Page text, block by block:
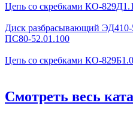
Цепь со скребками КО-
Диск разбрасывающий
ПС80-52.01.100
Цепь со скребками КО-
Смотреть весь